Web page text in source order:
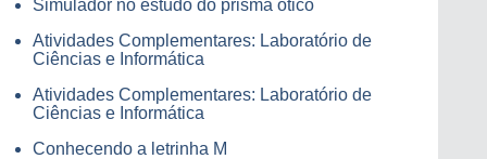
Simulador no estudo do prisma ótico
Atividades Complementares: Laboratório de
Ciências e Informática
Atividades Complementares: Laboratório de
Ciências e Informática
Conhecendo a letrinha M